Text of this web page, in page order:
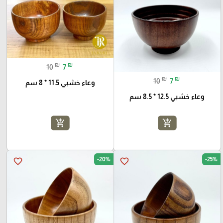
10 ₪ 7 ₪
وعاء خشبي 12.5 * 8.5 سم
add_shopping_cart
10 ₪ 7 ₪
وعاء خشبي 11.5 * 8 سم
add_shopping_cart
favorite_border -25%
favorite_border -20%